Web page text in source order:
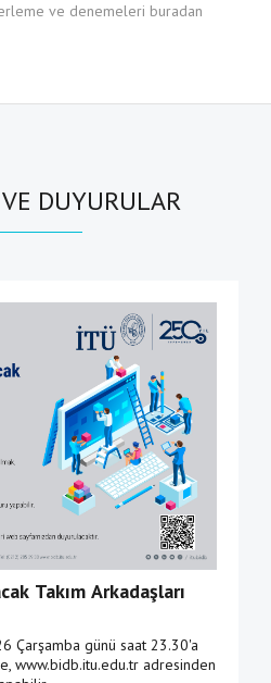
ve denemeleri buradan
DUYURULAR
Takım Arkadaşları
Çarşamba günü saat 23.30'a
www.bidb.itu.edu.tr adresinden